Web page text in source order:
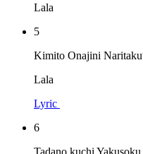
Lala
5
Kimito Onajini
Lala
Lyric
6
Tadano kuchi Yakusoku